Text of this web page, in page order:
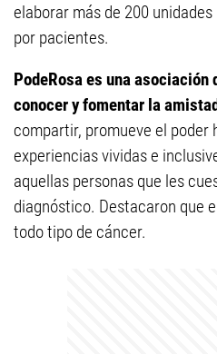
elaborar más de 200
por pacientes.
PodeRosa es una
conocer y fomentar la
compartir, promueve el poder
experiencias vividas e
aquellas personas que les
diagnóstico. Destacaron que
todo tipo de cáncer.